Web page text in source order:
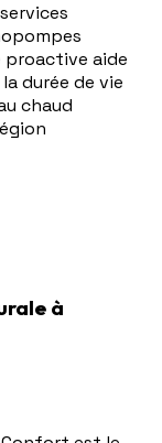
proactive aide
durée de vie
chaud
à